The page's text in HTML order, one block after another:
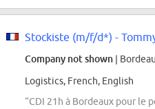
Company not shown |
Logistics, French, English
“CDI 21h à Bordeaux pour le